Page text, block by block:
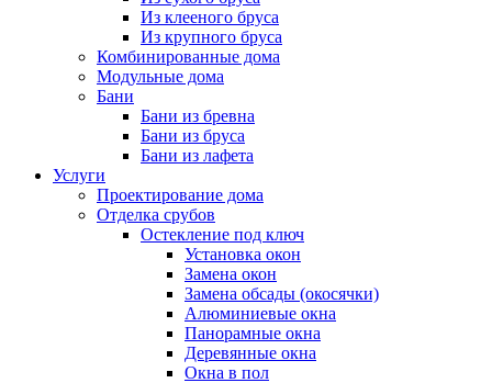
Из клееного бруса
Из крупного бруса
Комбинированные дома
Модульные дома
Бани
Бани из бревна
Бани из бруса
Бани из лафета
Услуги
Проектирование дома
Отделка срубов
Остекление под ключ
Установка окон
Замена окон
Замена обсады (окосячки)
Алюминиевые окна
Панорамные окна
Деревянные окна
Окна в пол